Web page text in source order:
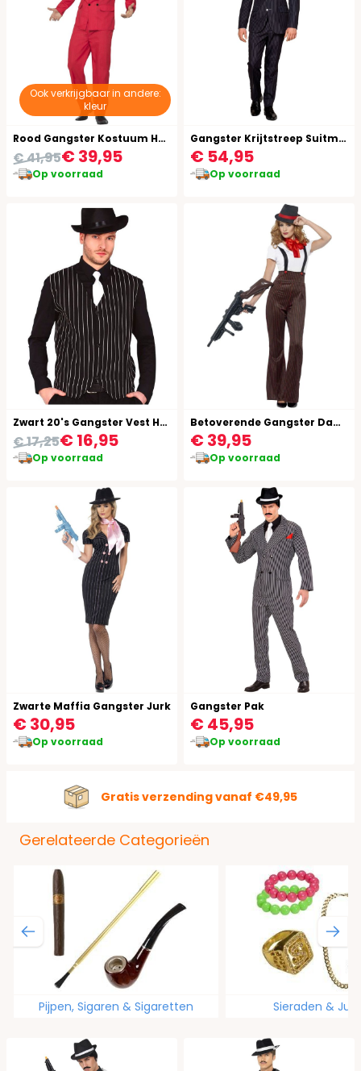
Ook verkrijgbaar in andere:
kleur
Rood Gangster Kostuum Heren
€ 39,95
€ 41,95
Op voorraad
Gangster Krijtstreep Suitmeister Kostuum
€ 54,95
Op voorraad
Zwart 20's Gangster Vest Heren
€ 16,95
€ 17,25
Op voorraad
Betoverende Gangster Dames Outfit
€ 39,95
Op voorraad
Zwarte Maffia Gangster Jurk
€ 30,95
Op voorraad
Gangster Pak
€ 45,95
Op voorraad
Gratis verzending vanaf €49,95
Gerelateerde Categorieën
Pijpen, Sigaren & Sigaretten Sieraden &